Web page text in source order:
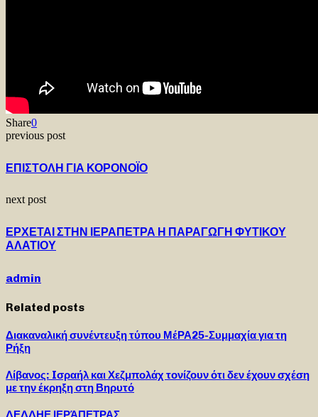
Share0
previous post
ΕΠΙΣΤΟΛΗ ΓΙΑ ΚΟΡΟΝΟΪΟ
next post
ΕΡΧΕΤΑΙ ΣΤΗΝ ΙΕΡΑΠΕΤΡΑ Η ΠΑΡΑΓΩΓΗ ΦΥΤΙΚΟΥ
ΑΛΑΤΙΟΥ
admin
Related posts
Διακαναλική συνέντευξη τύπου ΜέΡΑ25-Συμμαχία για τη
Ρήξη
Λίβανος: Iσραήλ και Χεζμπολάχ τονίζουν ότι δεν έχουν σχέση
με την έκρηξη στη Βηρυτό